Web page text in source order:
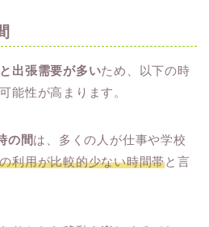
出張需要が多いため、以下の時
能性が高まります。
の間は、多くの人が仕事や学校
利用が比較的少ない時間帯と言